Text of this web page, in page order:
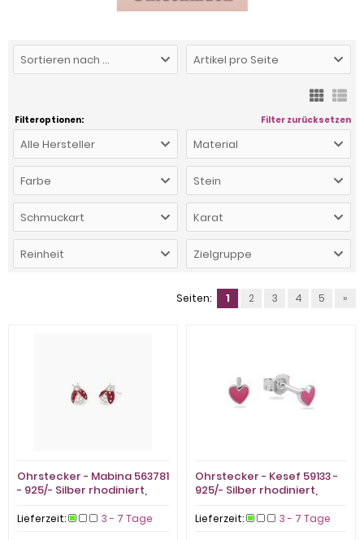
Sortieren nach ... Artikel pro Seite
Filteroptionen: Filter zurücksetzen
Alle Hersteller Material
Farbe Stein
Schmuckart Karat
Reinheit Zielgruppe
Seiten: 1 2 3 4 5 »
Ohrstecker - Mabina 563781
- 925/- Silber rhodiniert,
Lieferzeit: 3 - 7 Tage
Ohrstecker - Kesef 59133 -
925/- Silber rhodiniert,
Lieferzeit: 3 - 7 Tage